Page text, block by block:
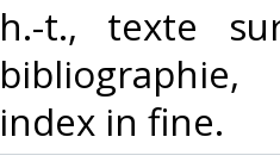
h.-t., texte
index in fine. ‎